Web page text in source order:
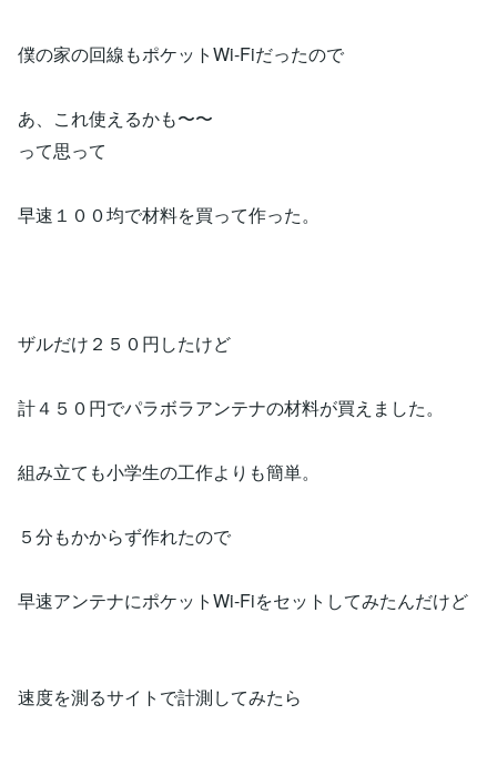
僕の家の回線もポケットWi-Fiだったので
あ、これ使えるかも〜〜
って思って
早速１００均で材料を買って作った。
ザルだけ２５０円したけど
計４５０円でパラボラアンテナの材料が買えました。
組み立ても小学生の工作よりも簡単。
５分もかからず作れたので
早速アンテナにポケットWi-Fiをセットしてみたんだけど
速度を測るサイトで計測してみたら